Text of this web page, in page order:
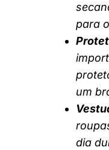
para
um
dia